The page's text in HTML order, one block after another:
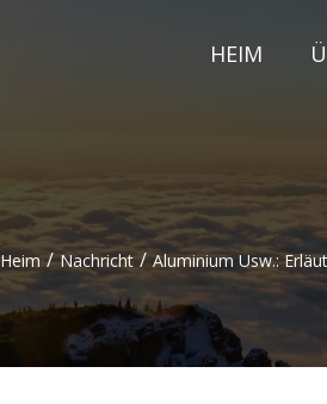
HEIM
Heim / Nachricht / Aluminium Usw.: